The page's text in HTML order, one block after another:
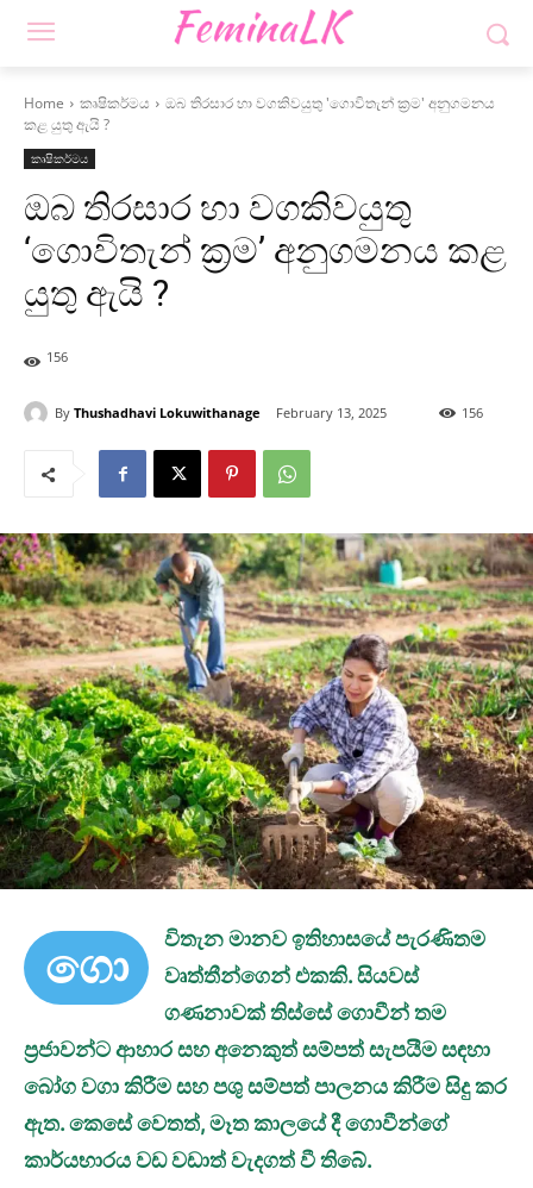
Home කෘෂිකර්මය
ඔබ තිරසාර හා වගකිවයුතු 'ගොවිතැන් ක්‍රම' අනුගමනය
කළ යුතු ඇයි ?
කෘෂිකර්මය
ඔබ තිරසාර හා වගකිවයුතු
‘ගොවිතැන් ක්‍රම’ අනුගමනය කළ
යුතු ඇයි ?
156
By Thushadhavi Lokuwithanage February 13, 2025 156
ගො
විතැන මානව ඉතිහාසයේ පැරණිතම
වෘත්තීන්ගෙන් එකකි. සියවස්
ගණනාවක් තිස්සේ ගොවීන් තම
ප්‍රජාවන්ට ආහාර සහ අනෙකුත් සම්පත් සැපයීම සඳහා
බෝග වගා කිරීම සහ පශු සම්පත් පාලනය කිරීම සිදු කර
ඇත. කෙසේ වෙතත්,මෑත කාලයේ දී ගොවීන්ගේ
කාර්යභාරය වඩ වඩාත් වැදගත් වී තිබේ.